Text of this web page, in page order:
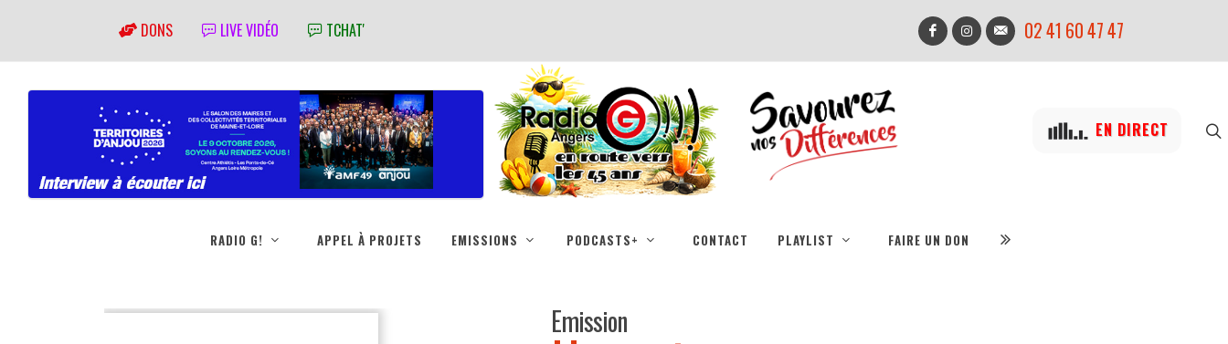
DONS LIVE VIDÉO TCHAT' 02 41 60 47 47
EN DIRECT
RADIO G! APPEL À PROJETS EMISSIONS PODCASTS+ CONTACT PLAYLIST FAIRE UN DON
Emission